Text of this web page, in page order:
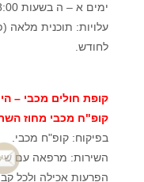
ימים א – ה בשעות 08:00 16:00
לחודש.
קופת חולים מכבי –
קופ"ח מכבי מחוז
בפיקוח: קופ"ח מכבי.
השירות: מרפאה עם
הפרעות אכילה ולכל